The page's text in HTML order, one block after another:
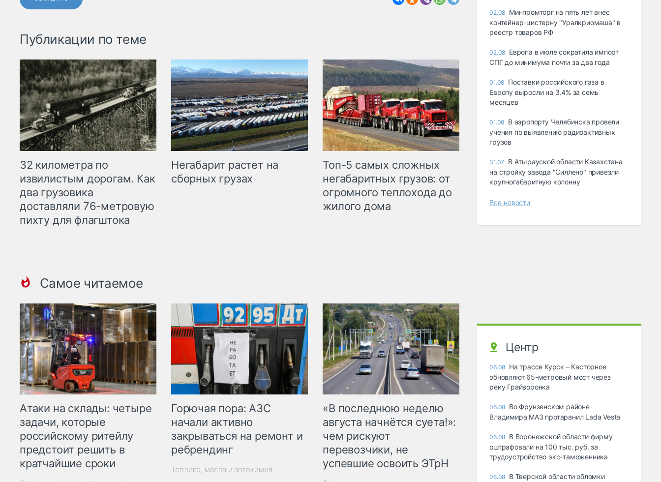
Публикации по теме
32 километра по
извилистым дорогам. Как
два грузовика
доставляли 76-метровую
пихту для флагштока
Негабарит растет на
сборных грузах
Топ-5 самых сложных
негабаритных грузов: от
огромного теплохода до
жилого дома
Самое читаемое
Атаки на склады: четыре
задачи, которые
российскому ритейлу
предстоит решить в
кратчайшие сроки
Горючая пора: АЗС
начали активно
закрываться на ремонт и
ребрендинг
Топливо, масла и автохимия
«В последнюю неделю
августа начнётся суета!»:
чем рискуют
перевозчики, не
успевшие освоить ЭТрН
02.08 Минпромторг на пять лет внес
контейнер-цистерну "Уралкриомаша" в
реестр товаров РФ
02.08 Европа в июле сократила импорт
СПГ до минимума почти за два года
01.08 Поставки российского газа в
Европу выросли на 3,4% за семь
месяцев
01.08 В аэропорту Челябинска провели
учения по выявлению радиоактивных
грузов
31.07
В Атырауской области Казахстана
на стройку завода "Силлено" привезли
крупногабаритную колонну
Все новости
Центр
06.08 На трассе Курск – Касторное
обновляют 65-метровый мост через
реку Грайворонка
06.08 Во Фрунзенском районе
Владимира МАЗ протаранил Lada Vesta
06.08 В Воронежской области фирму
оштрафовали на 100 тыс. руб. за
трудоустройство экс-таможенника
06.08 В Тверской области обломки